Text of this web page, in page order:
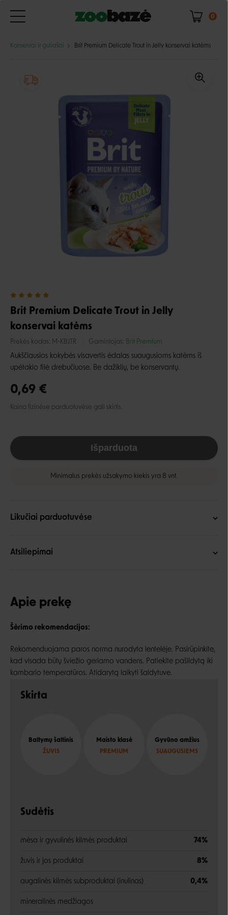
0
Konservai ir guliašai Brit Premium Delicate Trout in Jelly konservai katėms
Brit Premium Delicate Trout in Jelly
konservai katėms
Prekės kodas: M-KBJTR Gamintojas: Brit Premium
Aukščiausios kokybės visavertis ėdalas suaugusioms katėms iš
upėtakio filė drebučiuose. Be dažiklių, be konservantų.
0,69 €
Kaina fizinėse parduotuvėse gali skirtis.
Išparduota
Minimalus prekės užsakymo kiekis yra 8 vnt.
Likučiai parduotuvėse
Atsiliepimai
Apie prekę
Šėrimo rekomendacijos:
Rekomenduojama paros norma nurodyta lentelėje. Pasirūpinkite,
kad visada būtų šviežio geriamo vandens. Patiekite pašildytą iki
kambario temperatūros. Atidarytą laikyti šaldytuve.
Skirta
Baltymų šaltinis
ŽUVIS
Maisto klasė
PREMIUM
Gyvūno amžius
SUAUGUSIEMS
Sudėtis
mėsa ir gyvulinės kilmės produktai 74%
žuvis ir jos produktai 8%
augalinės kilmės subproduktai (inulinas) 0,4%
mineralinės medžiagos